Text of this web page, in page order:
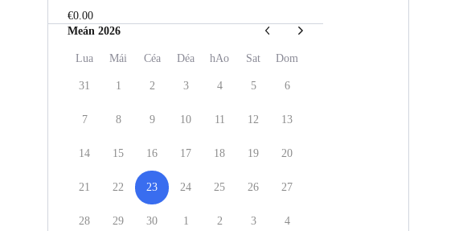
€0.00
Meán 2026
Lua Mái Céa Déa hAo Sat Dom
31 1 2 3 4 5 6
7 8 9 10 11 12 13
14 15 16 17 18 19 20
21 22 23 24 25 26 27
28 29 30 1 2 3 4